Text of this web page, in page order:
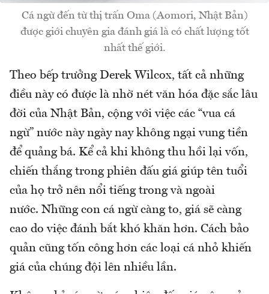
Cá ngừ đến từ thị trấn Oma (Aomori, Nhật Bản)
được giới chuyên gia đánh giá là có chất lượng tốt
nhất thế giới.
Theo bếp trưởng Derek Wilcox, tất cả những
điều này có được là nhờ nét văn hóa đặc sắc lâu
đời của Nhật Bản, cộng với việc các “vua cá
ngừ” nước này ngày nay không ngại vung tiền
để quảng bá. Kể cả khi không thu hồi lại vốn,
chiến thắng trong phiên đấu giá giúp tên tuổi
của họ trở nên nổi tiếng trong và ngoài
nước. Những con cá ngừ càng to, giá sẽ càng
cao do việc đánh bắt khó khăn hơn. Cách bảo
quản cũng tốn công hơn các loại cá nhỏ khiến
giá của chúng đội lên nhiều lần.